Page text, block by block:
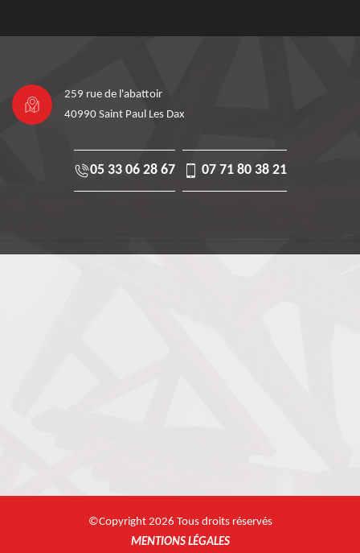
259 rue de l'abattoir
40990 Saint Paul Les Dax
05 33 06 28 67 07 71 80 38 21
©Copyright 2026 Tous droits réservés
MENTIONS LÉGALES